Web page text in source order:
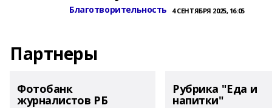
Благотворительность 4 СЕНТЯБРЯ 2025, 16:05
Партнеры
Фотобанк
журналистов РБ
Рубрика "Еда и
напитки"